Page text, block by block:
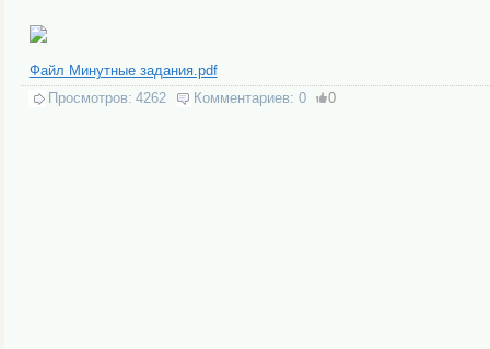
Файл Минутные задания.pdf
Просмотров: 4262 Комментариев: 0 0